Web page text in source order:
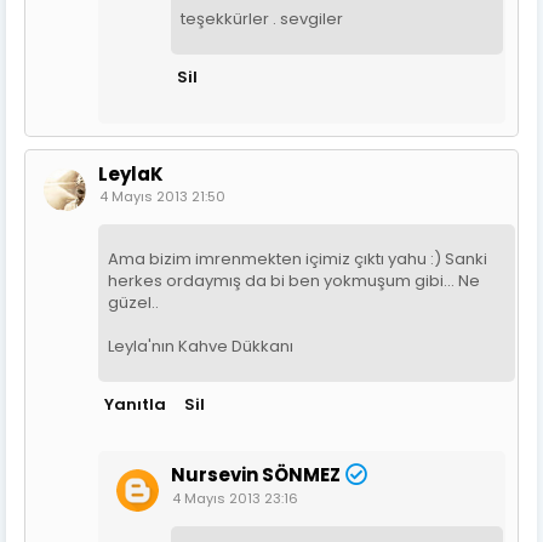
teşekkürler . sevgiler
Sil
LeylaK
4 Mayıs 2013 21:50
Ama bizim imrenmekten içimiz çıktı yahu :) Sanki
herkes ordaymış da bi ben yokmuşum gibi... Ne
güzel..
Leyla'nın Kahve Dükkanı
Yanıtla Sil
Nursevin SÖNMEZ
4 Mayıs 2013 23:16